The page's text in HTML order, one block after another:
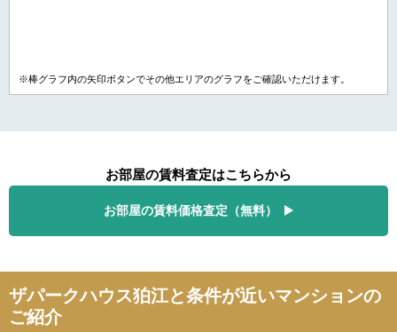
※棒グラフ内の矢印ボタンでその他エリアのグラフをご確認いただけます。
お部屋の賃料査定はこちらから
お部屋の賃料価格査定（無料）
ザパークハウス狛江と条件が近いマンションの
ご紹介